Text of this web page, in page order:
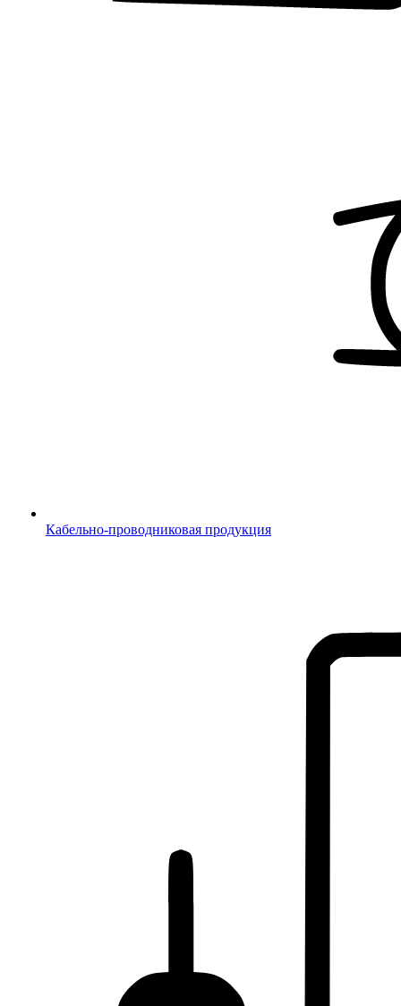
Кабельно-проводниковая продукция